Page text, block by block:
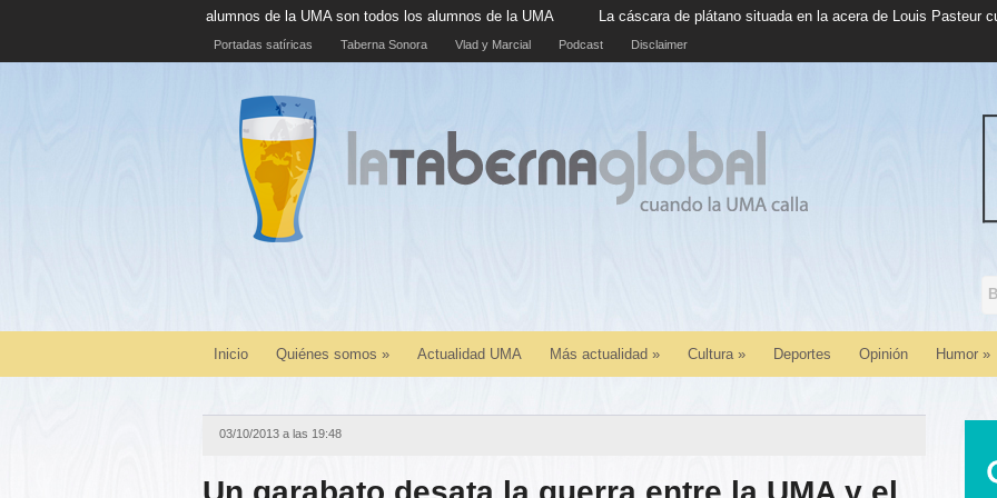
100% de alumnos de la UMA son todos los alumnos de la UMA La cáscara de plátano situada en la acera de Louis Pasteur cumple cinco años
Portadas satíricas Taberna Sonora Vlad y Marcial Podcast Disclaimer
Inicio Quiénes somos » Actualidad UMA Más actualidad » Cultura» Deportes Opinión Humor »
03/10/2013 a las 19:48